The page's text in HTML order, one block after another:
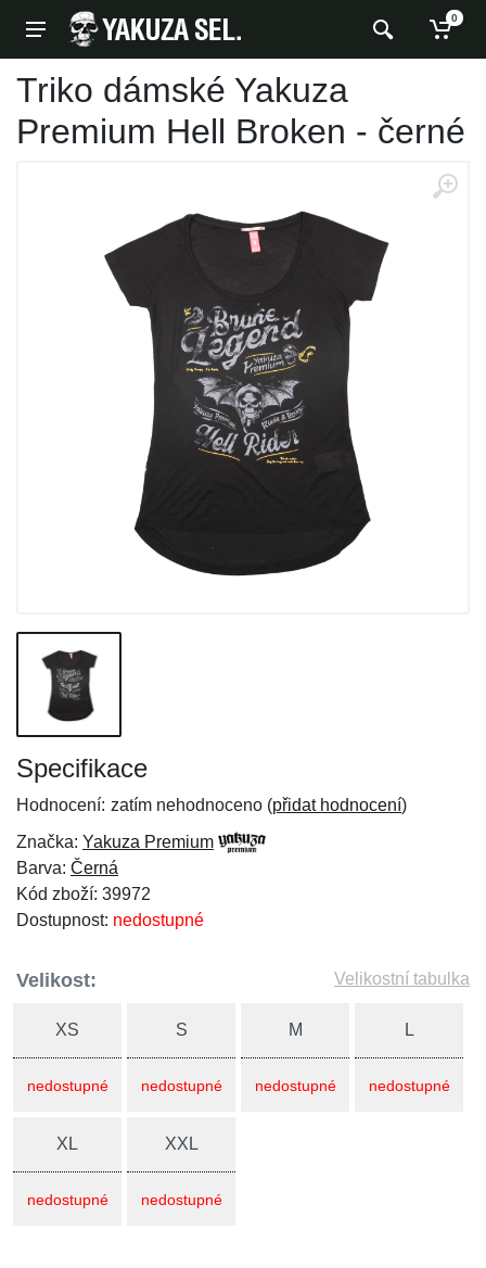
0
Triko dámské Yakuza
Premium Hell Broken - černé
Specifikace
Hodnocení: zatím nehodnoceno (přidat hodnocení)
Značka: Yakuza Premium
Barva: Černá
Kód zboží: 39972
Dostupnost: nedostupné
Velikost: Velikostní tabulka
XS
nedostupné
S
nedostupné
M
nedostupné
L
nedostupné
XL
nedostupné
XXL
nedostupné